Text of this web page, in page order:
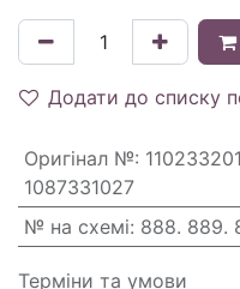
Додати до списку
Оригінал №:
1087331027
№ на схемі: 888. 889.
Терміни та умови